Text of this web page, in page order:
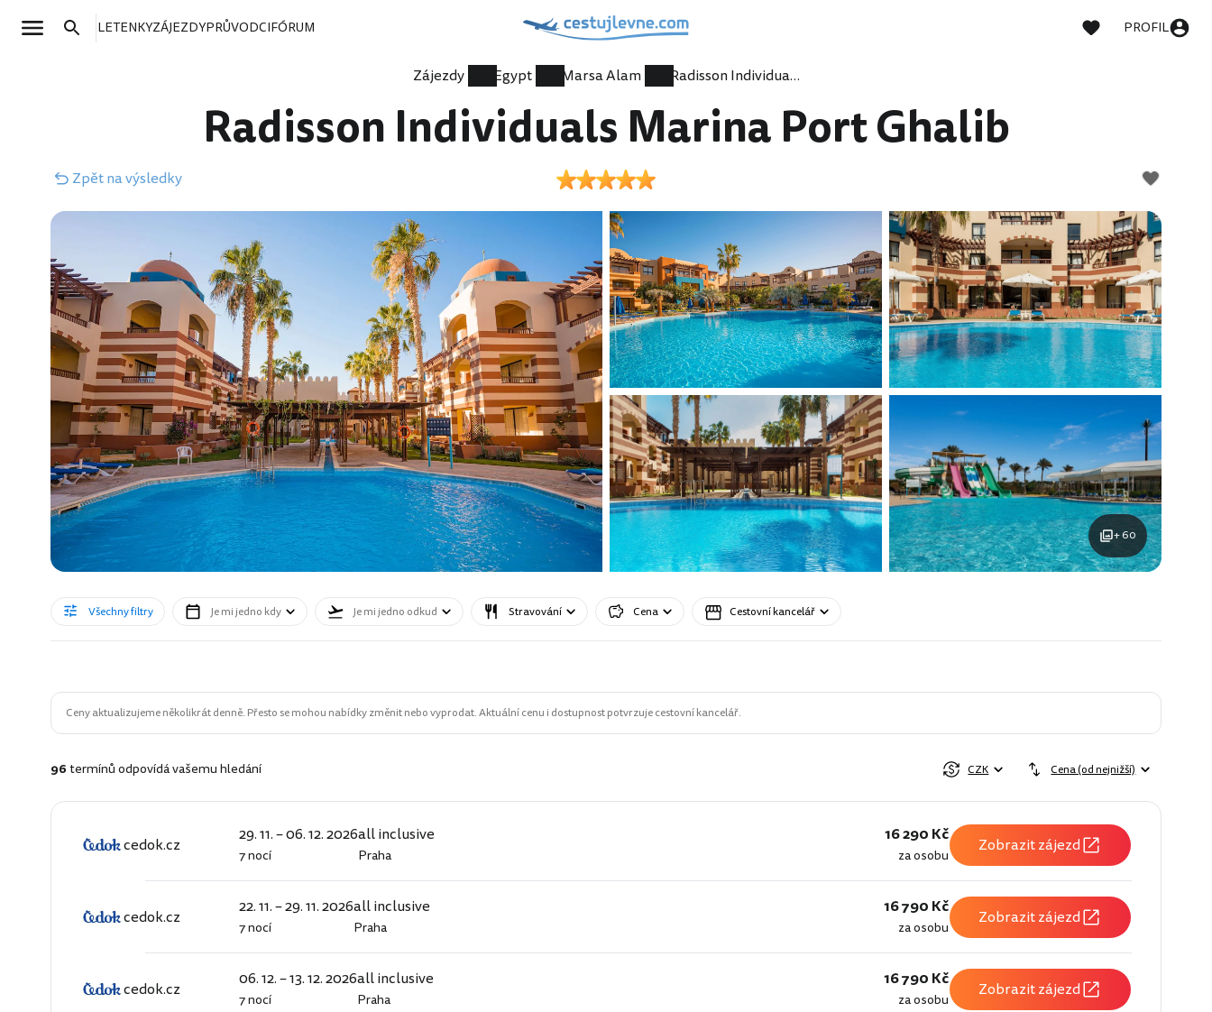
LETENKYZÁJEZDYPRŮVODCIFÓRUM PROFIL
Zájezdy Egypt Marsa Alam Radisson Individuals Marina Port Ghalib
Radisson Individuals Marina Port Ghalib
Zpětna výsledky
+ 60
Všechny filtry Je mi jedno kdy Je mi jedno odkud Stravování Cena Cestovní kancelář
Ceny aktualizujeme několikrát denně. Přesto se mohou nabídky změnit nebo vyprodat. Aktuální cenu i dostupnost potvrzuje cestovní kancelář.
96termínů odpovídá vašemu hledání CZK Cena (od nejnižší)
cedok.cz 29. 11. – 06. 12. 2026
7 nocí
all inclusive
Praha
16 290 Kč
za osobu Zobrazit zájezd
cedok.cz 22. 11. – 29. 11. 2026
7 nocí
all inclusive
Praha
16 790 Kč
za osobu Zobrazit zájezd
cedok.cz 06. 12. – 13. 12. 2026
7 nocí
all inclusive
Praha
16 790 Kč
za osobu Zobrazit zájezd